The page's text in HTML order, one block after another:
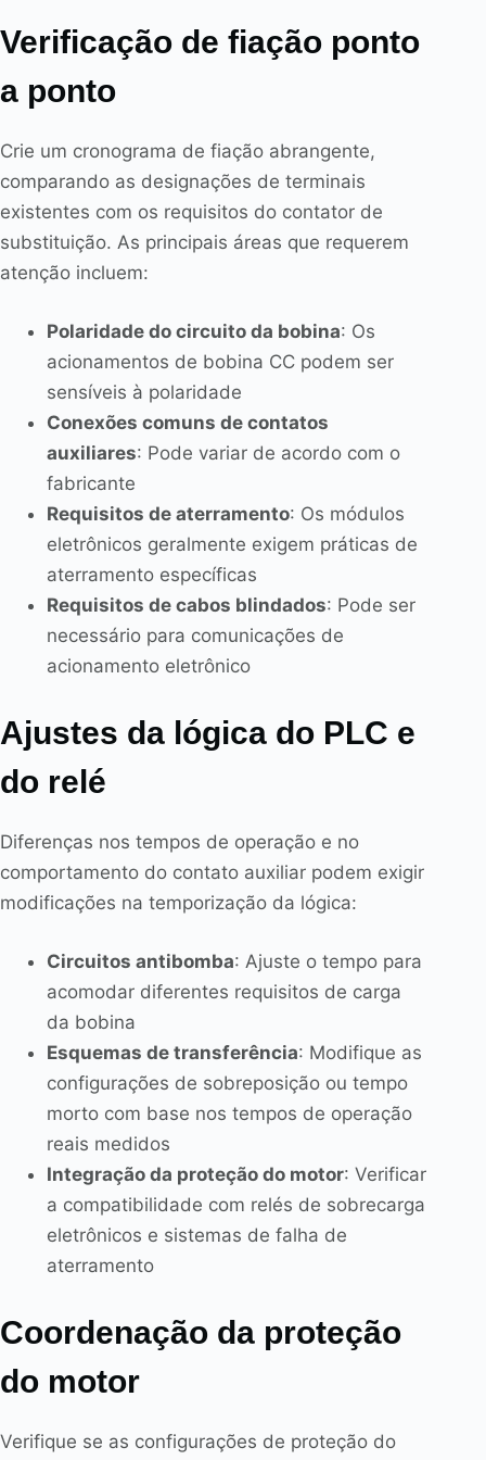
Verificação de fiação ponto
a ponto
Crie um cronograma de fiação abrangente,
comparando as designações de terminais
existentes com os requisitos do contator de
substituição. As principais áreas que requerem
atenção incluem:
Polaridade do circuito da bobina: Os
acionamentos de bobina CC podem ser
sensíveis à polaridade
Conexões comuns de contatos
auxiliares: Pode variar de acordo com o
fabricante
Requisitos de aterramento: Os módulos
eletrônicos geralmente exigem práticas de
aterramento específicas
Requisitos de cabos blindados: Pode ser
necessário para comunicações de
acionamento eletrônico
Ajustes da lógica do PLC e
do relé
Diferenças nos tempos de operação e no
comportamento do contato auxiliar podem exigir
modificações na temporização da lógica:
Circuitos antibomba: Ajuste o tempo para
acomodar diferentes requisitos de carga
da bobina
Esquemas de transferência: Modifique as
configurações de sobreposição ou tempo
morto com base nos tempos de operação
reais medidos
Integração da proteção do motor: Verificar
a compatibilidade com relés de sobrecarga
eletrônicos e sistemas de falha de
aterramento
Coordenação da proteção
do motor
Verifique se as configurações de proteção do